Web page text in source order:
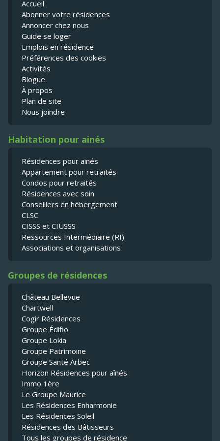
Accueil
Abonner votre résidences
Annoncer chez nous
Guide se loger
Emplois en résidence
Préférences des cookies
Activités
Blogue
À propos
Plan de site
Nous joindre
Habitation pour ainés
Résidences pour ainés
Appartement pour retraités
Condos pour retraités
Résidences avec soin
Conseillers en hébergement
CLSC
CISSS et CIUSSS
Ressources Intermédiaire (RI)
Associations et organisations
Groupes de résidences
Château Bellevue
Chartwell
Cogir Résidences
Groupe Édifio
Groupe Lokia
Groupe Patrimoine
Groupe Santé Arbec
Horizon Résidences pour aînés
Immo 1ère
Le Groupe Maurice
Les Résidences Enharmonie
Les Résidences Soleil
Résidences des Bâtisseurs
Tous les groupes de résidence